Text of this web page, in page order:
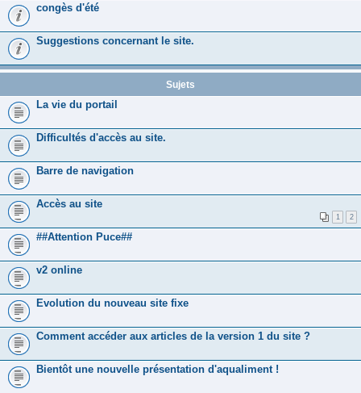
congès d'été
Suggestions concernant le site.
Sujets
La vie du portail
Difficultés d'accès au site.
Barre de navigation
Accès au site
1 2
##Attention Puce##
v2 online
Evolution du nouveau site fixe
Comment accéder aux articles de la version 1 du site ?
Bientôt une nouvelle présentation d'aqualiment !